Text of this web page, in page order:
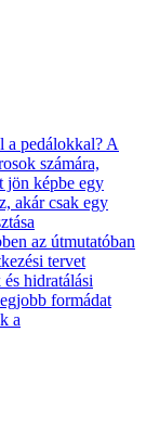
a pedálokkal? A
számára,
jön képbe egy
akár csak egy
az útmutatóban
tervet
hidratálási
formádat
a